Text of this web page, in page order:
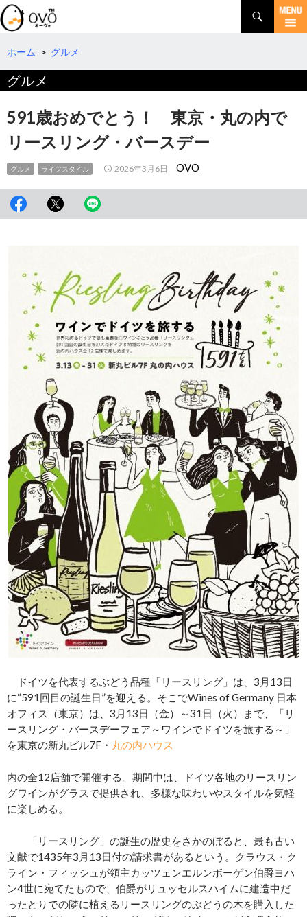
検
索
コ
テ
ツ
へ
移
動
ホーム > グルメ
グルメ
591歳おめでとう！ 東京・丸の内で
リースリング・バースデー
グルメ ライフスタイル 2026年3月6日 OVO
ドイツを代表するぶどう品種「リースリング」は、3月13日
に“591回目の誕生日”を迎える。そこでWines of Germany 日本
オフィス（東京）は、3月13日（金）～31日（火）まで、「リ
ースリング・バースデーフェア～ワインでドイツを旅する～」
を東京の新丸ビル7F・ 丸の内ハウス
内の全12店舗で開催する。期間中は、ドイツ各地のリースリン
グワインがグラスで提供され、多様な味わいやスタイルを気軽
に楽しめる。
「リースリング」の誕生の歴史をさかのぼると、最も古い
文献で1435年3月13日付の請求書があるという。クラウス・ク
ライン・フィッシュが領主カッツェンエルンボーゲン伯爵ヨハ
ン4世に宛てたもので、伯爵がリュッセルスハイムに建造中だ
ったとりでの隣に植えるリースリングのぶどうの木を購入した